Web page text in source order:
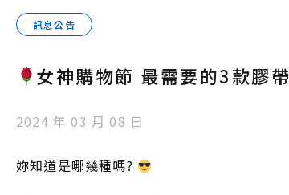
訊息公告
女神購物節 最需要的3款膠帶
2024 年 03 月 08 日
妳知道是哪幾種嗎?